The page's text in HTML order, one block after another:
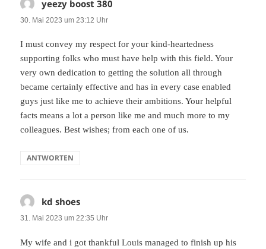
yeezy boost 380
30. Mai 2023 um 23:12 Uhr
I must convey my respect for your kind-heartedness
supporting folks who must have help with this field. Your
very own dedication to getting the solution all through
became certainly effective and has in every case enabled
guys just like me to achieve their ambitions. Your helpful
facts means a lot a person like me and much more to my
colleagues. Best wishes; from each one of us.
ANTWORTEN
kd shoes
31. Mai 2023 um 22:35 Uhr
My wife and i got thankful Louis managed to finish up his